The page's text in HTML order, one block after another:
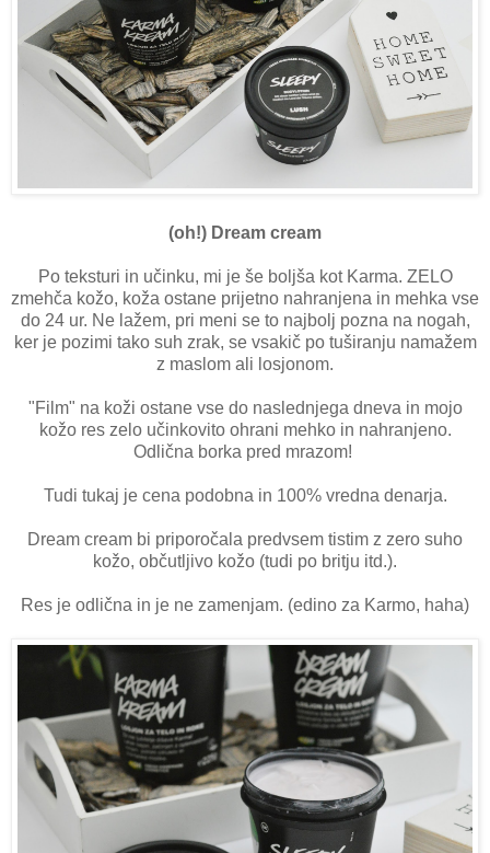
(oh!) Dream cream
Po teksturi in učinku, mi je še boljša kot Karma. ZELO
zmehča kožo, koža ostane prijetno nahranjena in mehka vse
do 24 ur. Ne lažem, pri meni se to najbolj pozna na nogah,
ker je pozimi tako suh zrak, se vsakič po tuširanju namažem
z maslom ali losjonom.
"Film" na koži ostane vse do naslednjega dneva in mojo
kožo res zelo učinkovito ohrani mehko in nahranjeno.
Odlična borka pred mrazom!
Tudi tukaj je cena podobna in 100% vredna denarja.
Dream cream bi priporočala predvsem tistim z zero suho
kožo, občutljivo kožo (tudi po britju itd.).
Res je odlična in je ne zamenjam. (edino za Karmo, haha)